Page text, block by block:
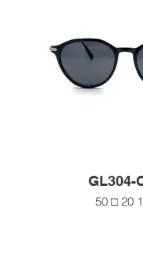
GL304-
50 □ 20